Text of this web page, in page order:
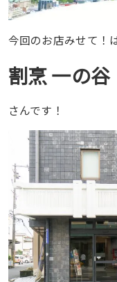
今回のお店みせて！
割烹 一の谷
さんです！